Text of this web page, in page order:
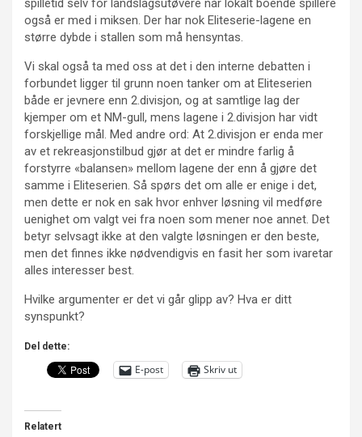
spilletid selv for landslagsutøvere når lokalt boende spillere
også er med i miksen. Der har nok Eliteserie-lagene en
større dybde i stallen som må hensyntas.
Vi skal også ta med oss at det i den interne debatten i
forbundet ligger til grunn noen tanker om at Eliteserien
både er jevnere enn 2.divisjon, og at samtlige lag der
kjemper om et NM-gull, mens lagene i 2.divisjon har vidt
forskjellige mål. Med andre ord: At 2.divisjon er enda mer
av et rekreasjonstilbud gjør at det er mindre farlig å
forstyrre «balansen» mellom lagene der enn å gjøre det
samme i Eliteserien. Så spørs det om alle er enige i det,
men dette er nok en sak hvor enhver løsning vil medføre
uenighet om valgt vei fra noen som mener noe annet. Det
betyr selvsagt ikke at den valgte løsningen er den beste,
men det finnes ikke nødvendigvis en fasit her som ivaretar
alles interesser best.
Hvilke argumenter er det vi går glipp av? Hva er ditt
synspunkt?
Del dette:
E-post Skriv ut
Relatert